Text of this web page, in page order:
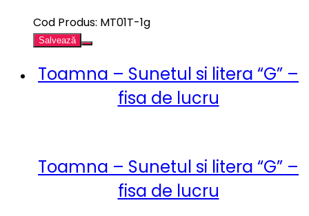
Cod Produs: MT01T-1g
Salvează
Toamna – Sunetul si litera “G” –
fisa de lucru
Toamna – Sunetul si litera “G” –
fisa de lucru